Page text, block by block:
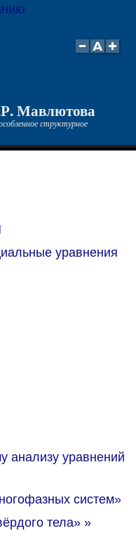
Мавлютова
структурное
уравнения
анализу уравнений
систем»
тела» »